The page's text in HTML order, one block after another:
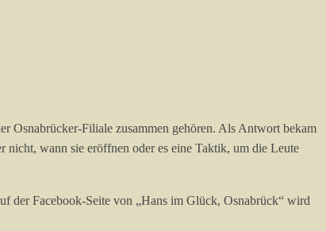
Osnabrücker-Filiale zusammen gehören. Als Antwort bekam
nicht, wann sie eröffnen oder es eine Taktik, um die Leute
der Facebook-Seite von „Hans im Glück, Osnabrück“ wird